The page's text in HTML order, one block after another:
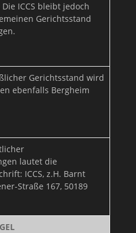
ICCS bleibt jedoch
Gerichtsstand
Gerichtsstand wird
ebenfalls Bergheim
lautet die
ICCS, z.H. Barnt
Straße 167, 50189